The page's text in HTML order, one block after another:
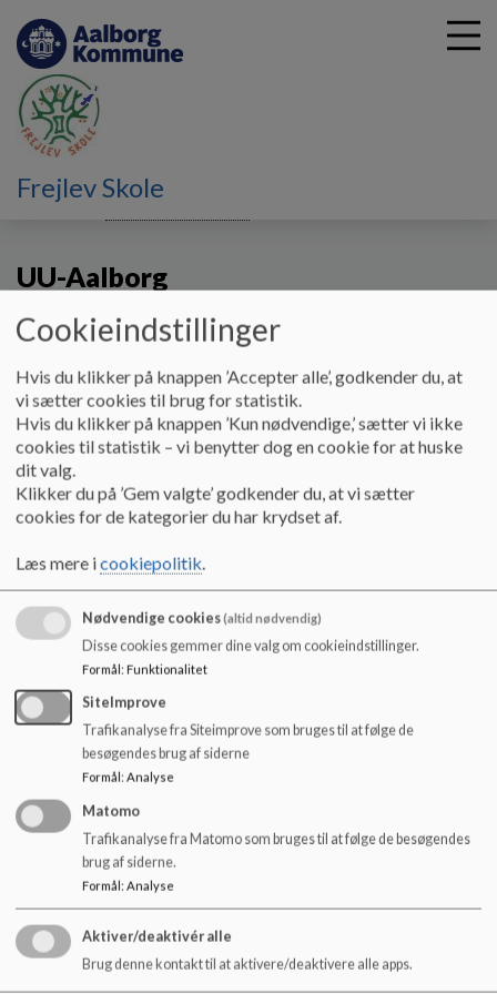
h
t
Frejlev Skole
Kontakt
UU-Aalborg
PåUU-Aalborgs hjemmesidekan unge (primært 7. klasse
til 24 år) finde vejledning om uddannelse og job.
Siden tilbyder information om valg af ungdomsuddannelse,
vejledningscaféer, FGU, EGU, TAMU, samt hjælp til
jobansøgning og CV. Den tilbyder specifikt vejledning for
grundskoleelever og unge uden for uddannelsessystemet.
Vejledning i grundskolen: Information om brobygning,
vejledning i 7.-10. klasse, og hjælp til at finde den rigtige
ungdomsuddannelse (stx, hf, hhx, htx, eux).
Alternative veje: Viden om FGU (Forberedende
Grunduddannelse), EGU (Erhvervsgrunduddannelse) og
TAMU.
Personlig vejledning: Kontaktmuligheder til lokale
uddannelsesvejledere.
Hjemmesiden fungerer som et centralt værktøj for at sikre,
at unge i Aalborg Kommune får den rette støtte til at træffe
valg om deres fremtidige uddannelses- og karrierevej.
Frejlev Skole
Cookieindstillinger
Hvis du klikker på knappen ’Accepter alle’, godkender du, at
vi sætter cookies til brug for statistik.
Hvis du klikker på knappen ’Kun nødvendige,’ sætter vi ikke
cookies til statistik – vi benytter dog en cookie for at huske
dit valg.
Klikker du på ’Gem valgte’ godkender du, at vi sætter
cookies for de kategorier du har krydset af.
Læs mere icookiepolitik.
Nødvendige cookies(altid nødvendig)
Disse cookies gemmer dine valg om cookieindstillinger.
Formål: Funktionalitet
SiteImprove
Trafikanalyse fra Siteimprove som bruges til at følge de
besøgendes brug af siderne
Formål : Analyse
Matomo
Trafikanalyse fra Matomo som bruges til at følge de besøgendes
brug af siderne.
Formål: Analyse
Aktiver/deaktivér alle
Brug denne kontakt til at aktivere/deaktivere alle apps.